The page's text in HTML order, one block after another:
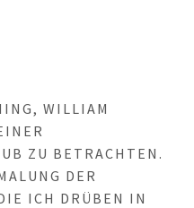
WILLIAM
ZU BETRACHTEN.
DER
ICH DRÜBEN IN